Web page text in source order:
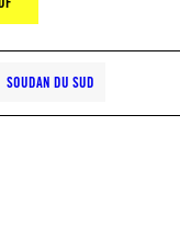
SOUDAN DU SUD